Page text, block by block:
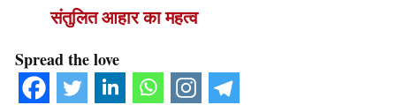
संतुलित आहार का महत्व
Spread the love